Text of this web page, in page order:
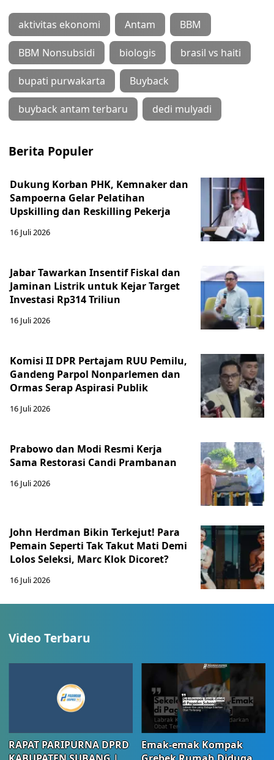
aktivitas ekonomi Antam BBM
BBM Nonsubsidi biologis brasil vs haiti
bupati purwakarta Buyback
buyback antam terbaru dedi mulyadi
Berita Populer
Dukung Korban PHK, Kemnaker dan
Sampoerna Gelar Pelatihan
Upskilling dan Reskilling Pekerja
16 Juli 2026
Jabar Tawarkan Insentif Fiskal dan
Jaminan Listrik untuk Kejar Target
Investasi Rp314 Triliun
16 Juli 2026
Komisi II DPR Pertajam RUU Pemilu,
Gandeng Parpol Nonparlemen dan
Ormas Serap Aspirasi Publik
16 Juli 2026
Prabowo dan Modi Resmi Kerja
Sama Restorasi Candi Prambanan
16 Juli 2026
John Herdman Bikin Terkejut! Para
Pemain Seperti Tak Takut Mati Demi
Lolos Seleksi, Marc Klok Dicoret?
16 Juli 2026
Video Terbaru
RAPAT PARIPURNA DPRD
Emak-emak Kompak